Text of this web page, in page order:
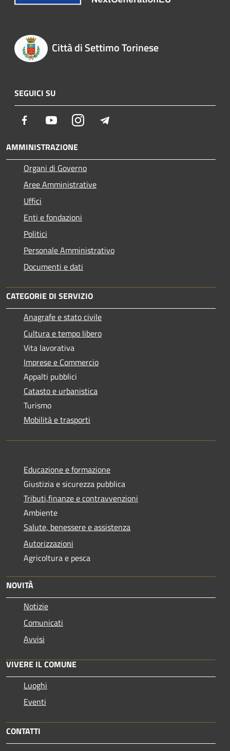
Città di Settimo Torinese
SEGUICI SU
Facebook YoutubeInstagram
AMMINISTRAZIONE
Organi di Governo
Aree Amministrative
Uffici
Enti e fondazioni
Politici
Personale Amministrativo
Documenti e dati
CATEGORIE DI SERVIZIO
Anagrafe e stato civile
Cultura e tempo libero
Vita lavorativa
Imprese e Commercio
Appalti pubblici
Catasto e urbanistica
Turismo
Mobilità e trasporti
Educazione e formazione
Giustizia e sicurezza pubblica
Tributi,finanze e contravvenzioni
Ambiente
Salute, benessere e assistenza
Autorizzazioni
Agricoltura e pesca
NOVITÀ
Notizie
Comunicati
Avvisi
VIVERE IL COMUNE
Luoghi
Eventi
CONTATTI